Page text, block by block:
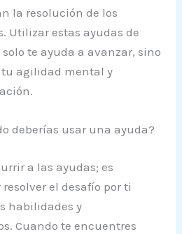
la resolución de los
Utilizar estas ayudas de
te ayuda a avanzar, sino
agilidad mental y
deberías usar una ayuda?
a las ayudas; es
el desafío por ti
habilidades y
Cuando te encuentres